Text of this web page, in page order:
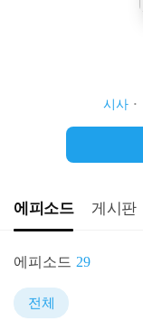
시사
에피소드 게시판
에피소드 29
전체